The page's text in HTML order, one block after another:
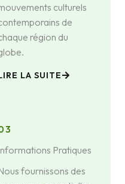
culturels
de
région du
LA SUITE
Pratiques
fournissons des